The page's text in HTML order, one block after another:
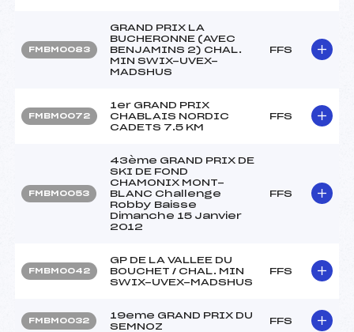
FMBM0083
GRAND PRIX LA
BUCHERONNE (AVEC
BENJAMINS 2) CHAL.
MIN SWIX-UVEX-
MADSHUS
FFS
FMBM0072
1er GRAND PRIX
CHABLAIS NORDIC
CADETS 7.5 KM
FFS
FMBM0053
43ème GRAND PRIX DE
SKI DE FOND
CHAMONIX MONT-
BLANC Challenge
Robby Baisse
Dimanche 15 Janvier
2012
FFS
FMBM0042
GP DE LA VALLEE DU
BOUCHET / CHAL. MIN
SWIX-UVEX-MADSHUS
FFS
FMBM0032
19eme GRAND PRIX DU
SEMNOZ
FFS